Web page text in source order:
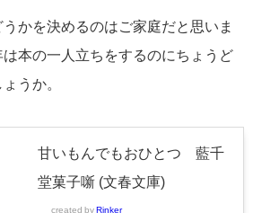
かを決めるのはご家庭だと思いま
本の一人立ちをするのにちょうど
うか。
甘いもんでもおひとつ 藍千
堂菓子噺 (文春文庫)
created by Rinker